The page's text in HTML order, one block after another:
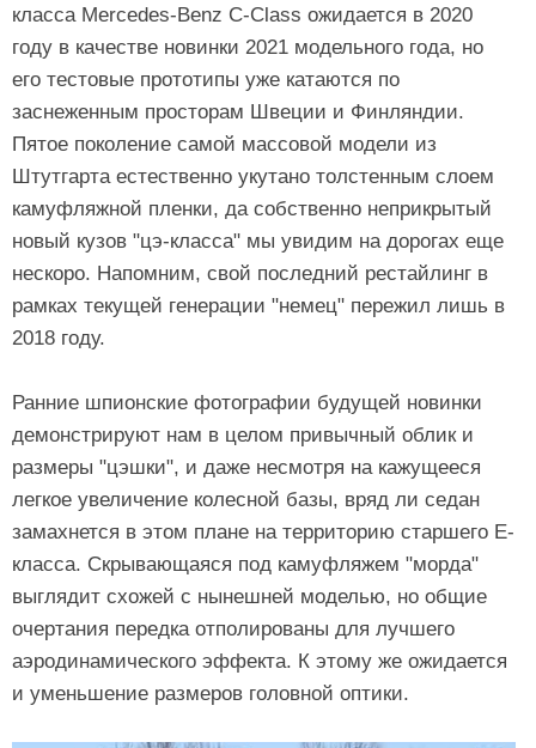
класса Mercedes-Benz C-Class ожидается в 2020
году в качестве новинки 2021 модельного года, но
его тестовые прототипы уже катаются по
заснеженным просторам Швеции и Финляндии.
Пятое поколение самой массовой модели из
Штутгарта естественно укутано толстенным слоем
камуфляжной пленки, да собственно неприкрытый
новый кузов "цэ-класса" мы увидим на дорогах еще
нескоро. Напомним, свой последний рестайлинг в
рамках текущей генерации "немец" пережил лишь в
2018 году.
Ранние шпионские фотографии будущей новинки
демонстрируют нам в целом привычный облик и
размеры "цэшки", и даже несмотря на кажущееся
легкое увеличение колесной базы, вряд ли седан
замахнется в этом плане на территорию старшего Е-
класса. Скрывающаяся под камуфляжем "морда"
выглядит схожей с нынешней моделью, но общие
очертания передка отполированы для лучшего
аэродинамического эффекта. К этому же ожидается
и уменьшение размеров головной оптики.